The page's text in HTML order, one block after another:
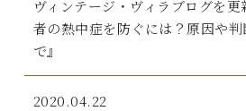
ヴィンテージ・ヴィラブログを
者の熱中症を防ぐには？原因や
で』
2020.04.22